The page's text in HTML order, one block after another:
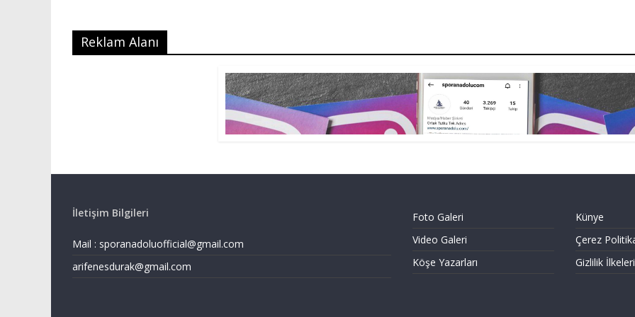
Reklam Alanı
İletişim Bilgileri
Mail : sporanadoluofficial@gmail.com
arifenesdurak@gmail.com
Foto Galeri
Video Galeri
Köşe Yazarları
Künye
Çerez
Gizlilik İlkeleri